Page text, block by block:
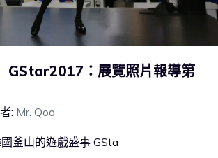
GStar2017：展覽照片報導第
: Mr. Qoo
釜山的遊戲盛事 GSta